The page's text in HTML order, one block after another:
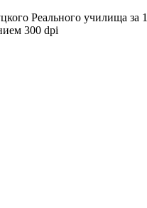
Реального училища
300 dpi